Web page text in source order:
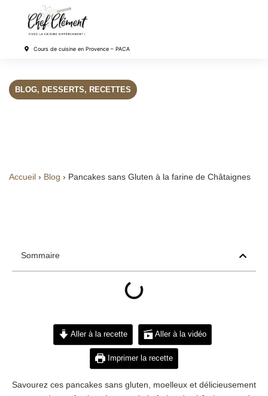
Cours de cuisine en Provence – PACA
BLOG, DESSERTS, RECETTES
Accueil › Blog › Pancakes sans Gluten à la farine de Châtaignes
Sommaire
Aller à la recette Aller à la vidéo
Imprimer la recette
Savourez ces pancakes sans gluten, moelleux et délicieusement